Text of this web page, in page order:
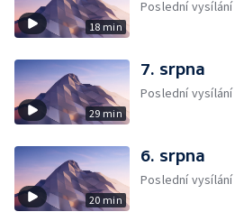
18 min
Poslední vysílání
29 min
7. srpna
Poslední vysílání
20 min
6. srpna
Poslední vysílání